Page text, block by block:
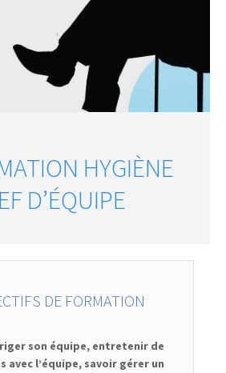
HYGIÈNE
D’ÉQUIPE
DE FORMATION
son équipe, entretenir de
avec l’équipe, savoir gérer un